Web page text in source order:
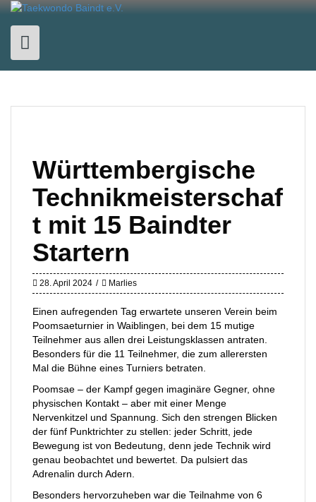
Skip
content
Württembergische
Technikmeisterschaf
t mit 15 Baindter
Startern
28. April 2024 Marlies
Einen aufregenden Tag erwartete unseren Verein beim
Poomsaeturnier in Waiblingen, bei dem 15 mutige
Teilnehmer aus allen drei Leistungsklassen antraten.
Besonders für die 11 Teilnehmer, die zum allerersten
Mal die Bühne eines Turniers betraten.
Poomsae – der Kampf gegen imaginäre Gegner, ohne
physischen Kontakt – aber mit einer Menge
Nervenkitzel und Spannung. Sich den strengen Blicken
der fünf Punktrichter zu stellen: jeder Schritt, jede
Bewegung ist von Bedeutung, denn jede Technik wird
genau beobachtet und bewertet. Da pulsiert das
Adrenalin durch Adern.
Besonders hervorzuheben war die Teilnahme von 6